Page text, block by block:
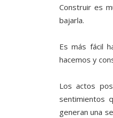
Construir es
bajarla.
Es más fácil
hacemos y
Los actos
sentimientos
generan una